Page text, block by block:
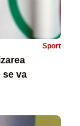
Sport
se va